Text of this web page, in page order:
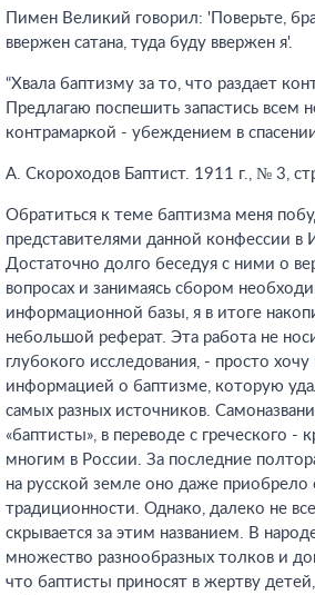
Пимен Великий говорил: 'Поверьте,
ввержен сатана, туда буду ввержен я'.
“Хвала баптизму за то, что раздает
Предлагаю поспешить запастись
контрамаркой - убеждением в
А. Скороходов Баптист. 1911 г., № 3,
Обратиться к теме баптизма меня
представителями данной конфессии в
Достаточно долго беседуя c ними о
вопросах и занимаясь сбором
информационной базы, я в итоге
небольшой реферат. Эта работа не
глубокого исследования, - просто
информацией о баптизме, которую
самых разных источников.
«баптисты», в переводе с греческого -
многим в России. За последние
на русской земле оно даже приобрело
традиционности. Однако, далеко не
скрывается за этим названием. В
множество разнообразных толков и
что баптисты приносят в жертву